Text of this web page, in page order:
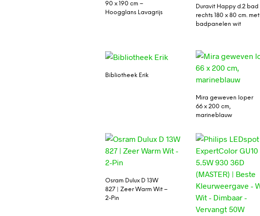
90 x 190 cm –
Hoogglans Lavagrijs
Duravit Happy d.2 bad
rechts 180 x 80 cm. met
badpanelen wit
Bibliotheek Erik
Mira geweven loper
66 x 200 cm,
marineblauw
Osram Dulux D 13W
827 | Zeer Warm Wit –
2-Pin